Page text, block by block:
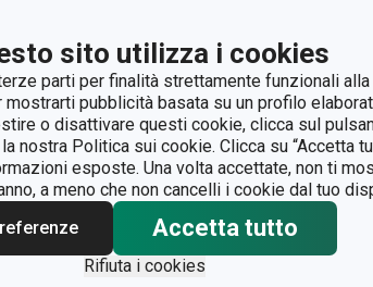
sito utilizza i cookies
parti per finalità strettamente funzionali alla
pubblicità basata su un profilo
o disattivare questi cookie, clicca sul
nostra Politica sui cookie. Clicca su “Accetta
esposte. Una volta accettate, non ti
a meno che non cancelli i cookie dal tuo
Accetta tutto
Rifiuta i cookies